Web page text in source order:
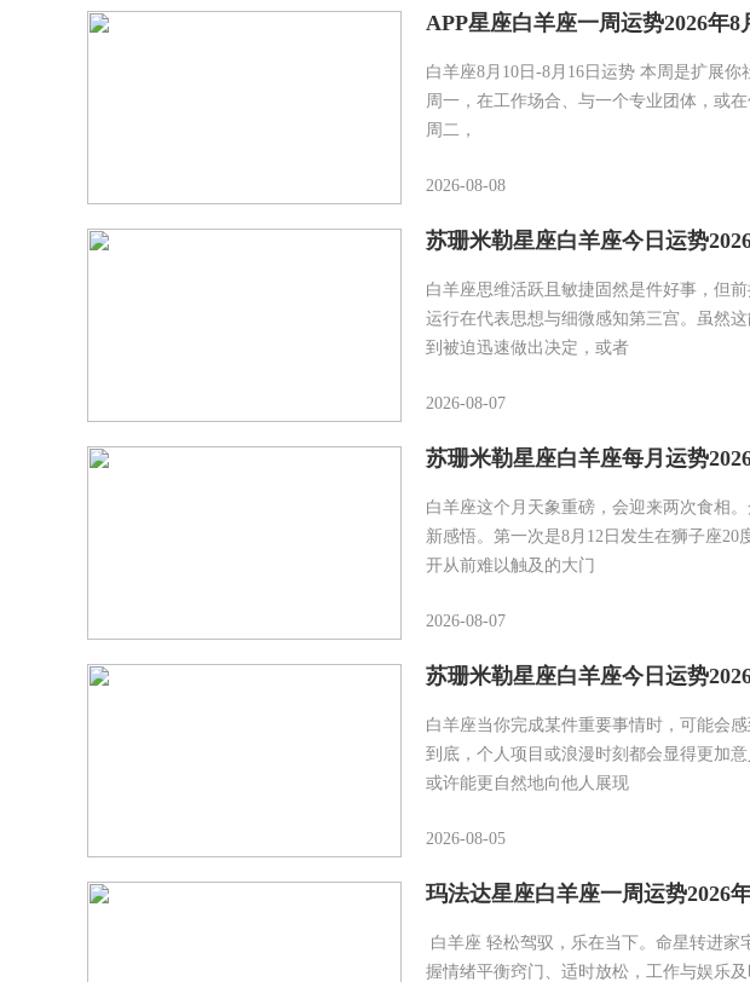
APP星座白羊座一周运势2026年8
白羊座8月10日-8月16日运势 本周是扩展
周一，在工作场合、与一个专业团体，或
周二，
2026-08-08
苏珊米勒星座白羊座今日运势
白羊座思维活跃且敏捷固然是件好事，但
运行在代表思想与细微感知第三宫。虽然
到被迫迅速做出决定，或者
2026-08-07
苏珊米勒星座白羊座每月运势
白羊座这个月天象重磅，会迎来两次食相
新感悟。第一次是8月12日发生在狮子座
开从前难以触及的大门
2026-08-07
苏珊米勒星座白羊座今日运势
白羊座当你完成某件重要事情时，可能会
到底，个人项目或浪漫时刻都会显得更加
或许能更自然地向他人展现
2026-08-05
玛法达星座白羊座一周运势2026
白羊座 轻松驾驭，乐在当下。命星转进
握情绪平衡窍门、适时放松，工作与娱乐